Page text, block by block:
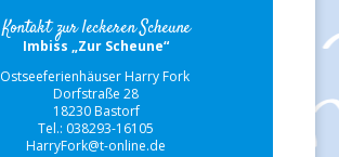
Kontakt zur leckeren Scheune
Imbiss „Zur Scheune“
Ostseeferienhäuser Harry Fork
Dorfstraße 28
18230 Bastorf
Tel.: 038293-16105
HarryFork@t-online.de